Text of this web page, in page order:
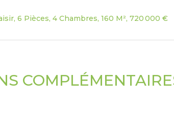
6 Pièces, 4 Chambres, 160 M², 720 000 €